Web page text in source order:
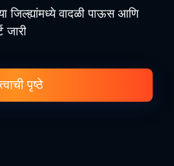
जिल्ह्यांमध्ये वादळी पाऊस आणि
पृष्ठे